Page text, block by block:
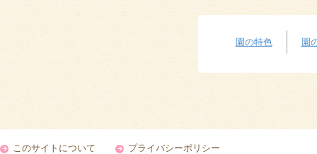
園の特色 園
このサイトについて プライバシーポリシー